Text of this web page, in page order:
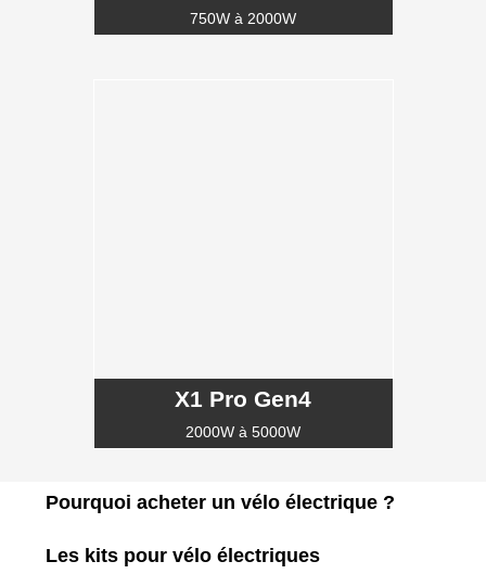
750W à 2000W
X1 Pro Gen4
2000W à 5000W
Pourquoi acheter un vélo électrique ?
Les kits pour vélo électriques